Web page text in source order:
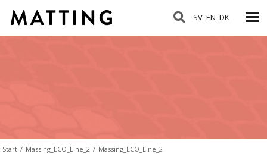
SV EN DK
Start / Massing_ECO_Line_2 / Massing_ECO_Line_2